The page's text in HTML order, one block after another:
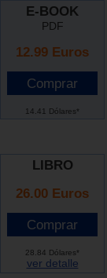
E-BOOK
PDF
12.99 Euros
14.41 Dólares*
LIBRO
26.00 Euros
28.84 Dólares*
ver detalle